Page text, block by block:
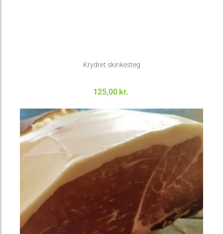
Krydret skinkesteg
125,00kr.